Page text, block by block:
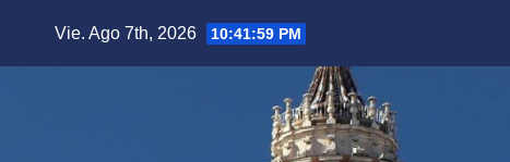
Vie. Ago 7th, 2026 10:42:00 PM